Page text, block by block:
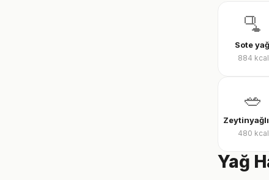
🫗
Sote
884 kcal
🥗
480 kcal
Yağ